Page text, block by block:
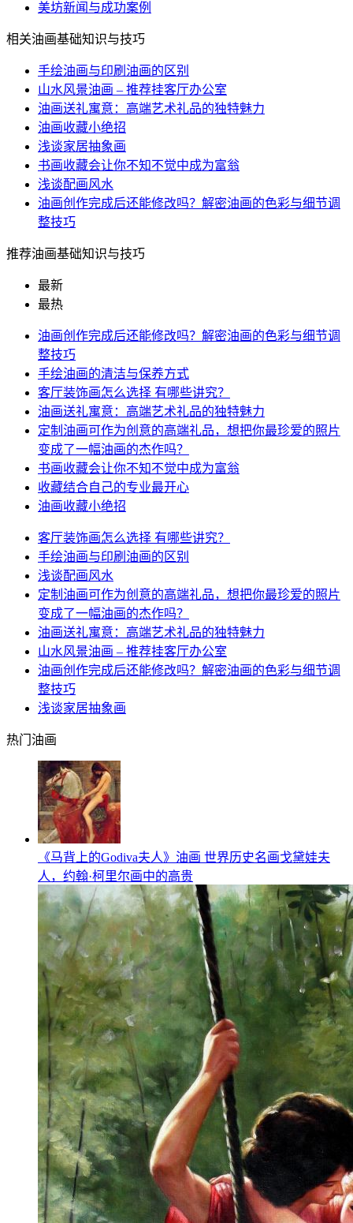
美坊新闻与成功案例
相关油画基础知识与技巧
手绘油画与印刷油画的区别
山水风景油画 – 推荐挂客厅办公室
油画送礼寓意：高端艺术礼品的独特魅力
油画收藏小绝招
浅谈家居抽象画
书画收藏会让你不知不觉中成为富翁
浅谈配画风水
油画创作完成后还能修改吗？解密油画的色彩与细节调
整技巧
推荐油画基础知识与技巧
最新
最热
油画创作完成后还能修改吗？解密油画的色彩与细节调
整技巧
手绘油画的清洁与保养方式
客厅装饰画怎么选择 有哪些讲究？
油画送礼寓意：高端艺术礼品的独特魅力
定制油画可作为创意的高端礼品，想把你最珍爱的照片
变成了一幅油画的杰作吗？
书画收藏会让你不知不觉中成为富翁
收藏结合自己的专业最开心
油画收藏小绝招
客厅装饰画怎么选择 有哪些讲究？
手绘油画与印刷油画的区别
浅谈配画风水
定制油画可作为创意的高端礼品，想把你最珍爱的照片
变成了一幅油画的杰作吗？
油画送礼寓意：高端艺术礼品的独特魅力
山水风景油画 – 推荐挂客厅办公室
油画创作完成后还能修改吗？解密油画的色彩与细节调
整技巧
浅谈家居抽象画
热门油画
《马背上的Godiva夫人》油画 世界历史名画戈黛娃夫
人，约翰·柯里尔画中的高贵